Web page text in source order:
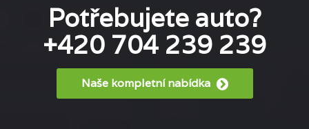
Potřebujete auto?
+420 704 239 239
Naše kompletní nabídka